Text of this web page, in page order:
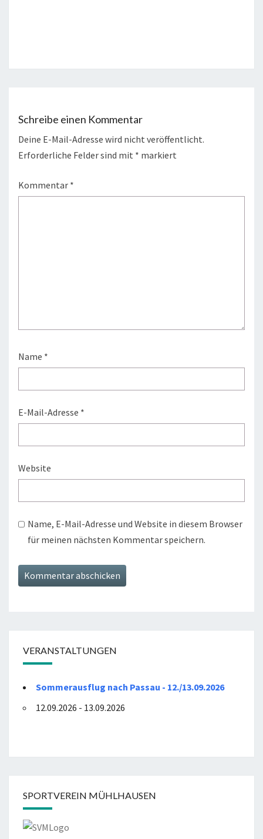
Schreibe einen Kommentar
Deine E-Mail-Adresse wird nicht veröffentlicht.
Erforderliche Felder sind mit * markiert
Kommentar *
Name *
E-Mail-Adresse *
Website
Name, E-Mail-Adresse und Website in diesem Browser
für meinen nächsten Kommentar speichern.
VERANSTALTUNGEN
Sommerausflug nach Passau - 12./13.09.2026
12.09.2026 - 13.09.2026
SPORTVEREIN MÜHLHAUSEN